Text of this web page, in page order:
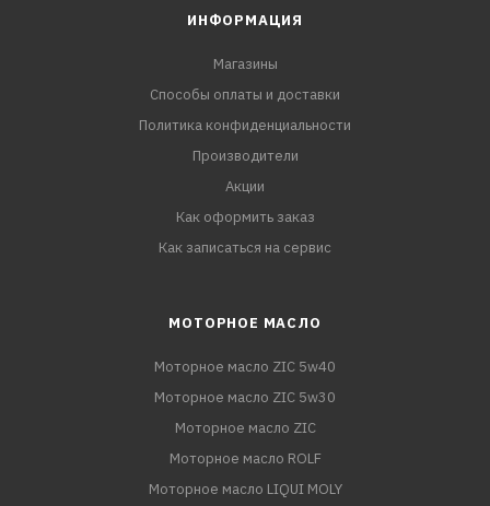
ИНФОРМАЦИЯ
Магазины
Способы оплаты и доставки
Политика конфиденциальности
Производители
Акции
Как оформить заказ
Как записаться на сервис
МОТОРНОЕ МАСЛО
Моторное масло ZIC 5w40
Моторное масло ZIC 5w30
Моторное масло ZIC
Моторное масло ROLF
Моторное масло LIQUI MOLY